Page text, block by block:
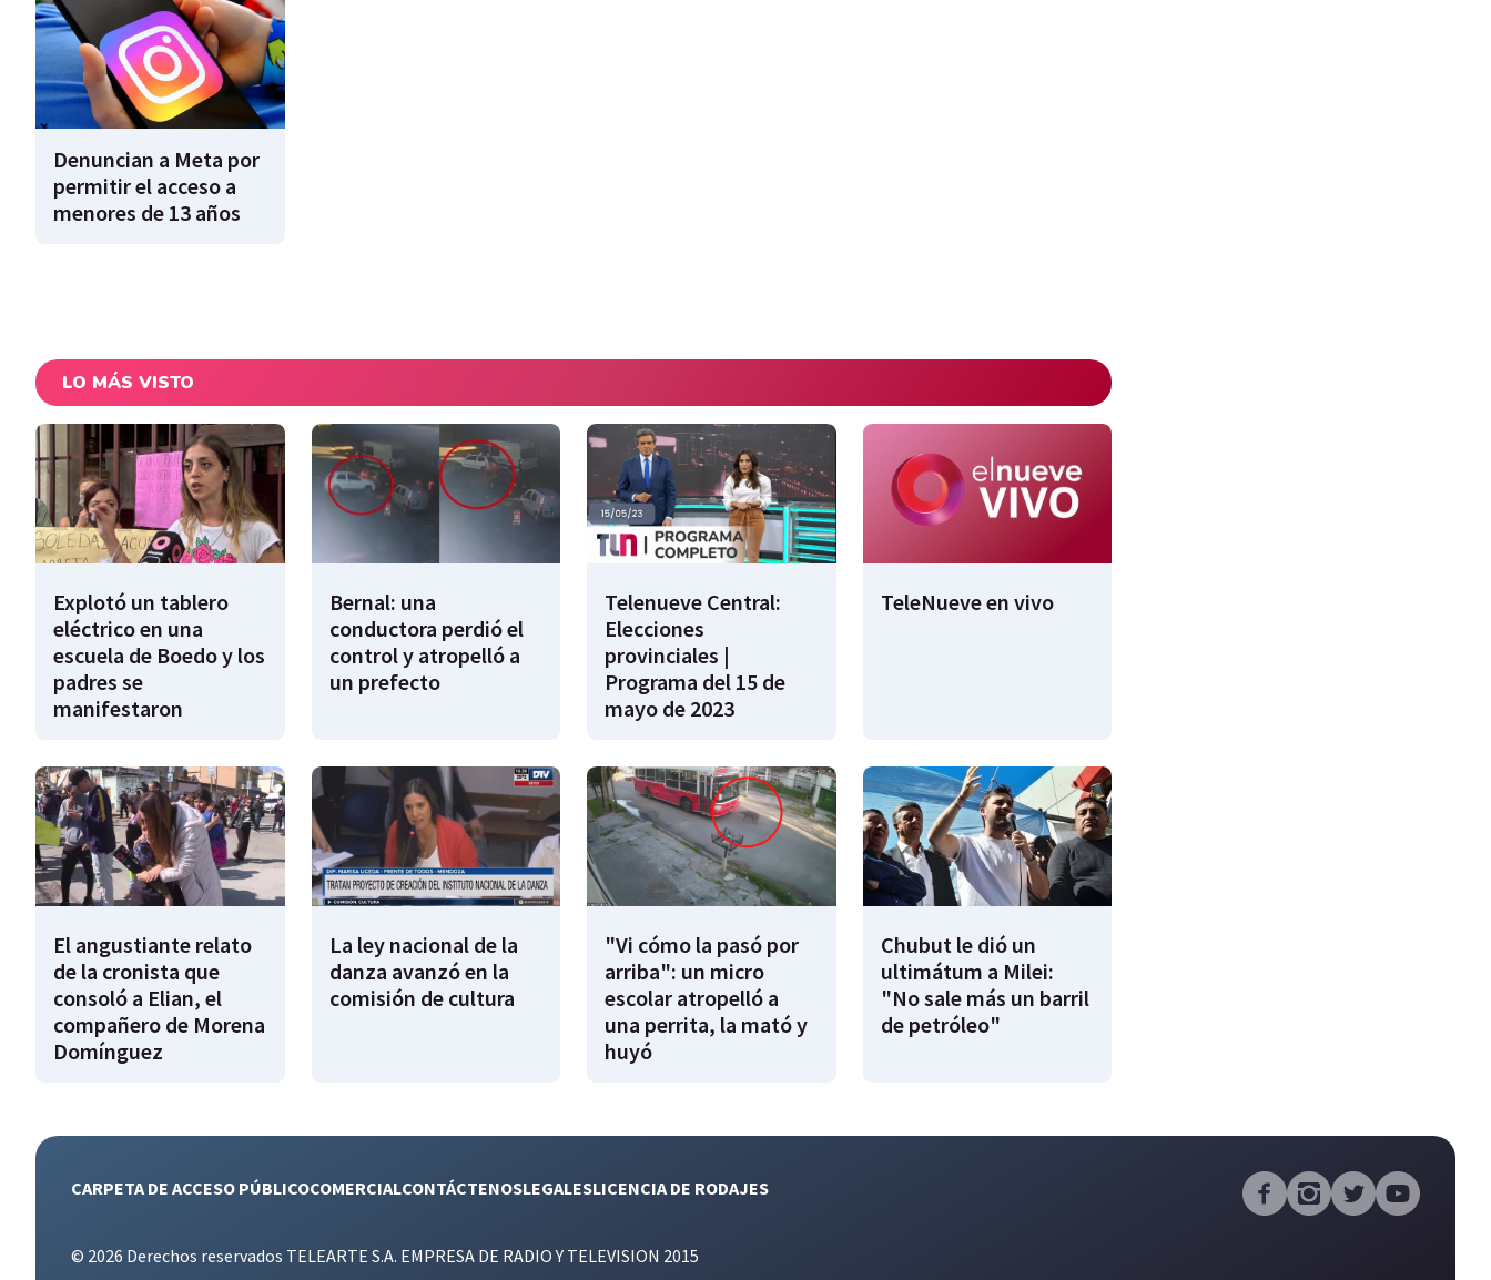
Denuncian a Meta por
permitir el acceso a
menores de 13 años
LO MÁS VISTO
Explotó un tablero
eléctrico en una
escuela de Boedo y los
padres se
manifestaron
Bernal: una
conductora perdió el
control y atropelló a
un prefecto
Telenueve Central:
Elecciones
provinciales |
Programa del 15 de
mayo de 2023
TeleNueve en vivo
El angustiante relato
de la cronista que
consoló a Elian, el
compañero de Morena
Domínguez
La ley nacional de la
danza avanzó en la
comisión de cultura
"Vi cómo la pasó por
arriba": un micro
escolar atropelló a
una perrita, la mató y
huyó
Chubut le dió un
ultimátum a Milei:
"No sale más un barril
de petróleo"
CARPETA DE ACCESO PÚBLICOCOMERCIALCONTÁCTENOSLEGALESLICENCIA DE RODAJES
© 2026 Derechos reservados TELEARTE S.A. EMPRESA DE RADIO Y TELEVISION 2015